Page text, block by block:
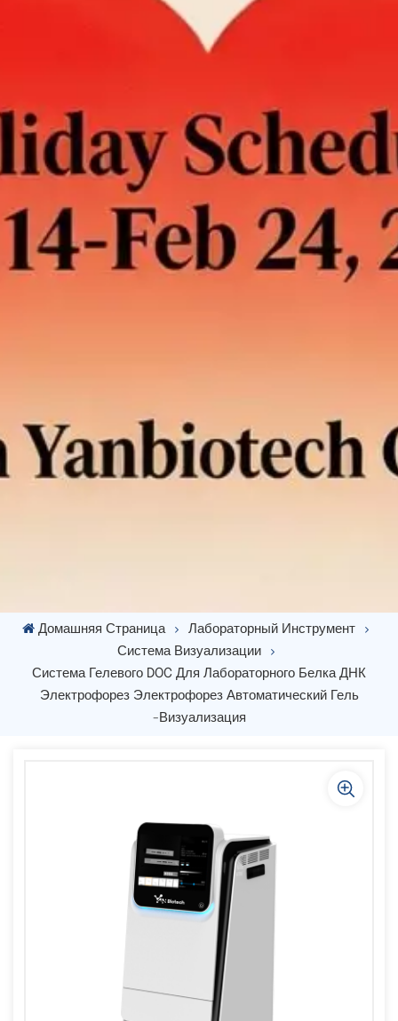
Домашняя Страница
Лабораторный Инструмент
Система Визуализации
Система Гелевого DOC Для Лабораторного Белка ДНК
Электрофорез Электрофорез Автоматический Гель
-визуализация